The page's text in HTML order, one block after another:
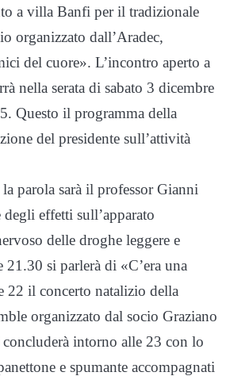
a villa Banfi per il tradizionale
organizzato dall’Aradec,
del cuore». L’incontro aperto a
nella serata di sabato 3 dicembre
Questo il programma della
del presidente sull’attività
parola sarà il professor Gianni
effetti sull’apparato
delle droghe leggere e
21.30 si parlerà di «C’era una
22 il concerto natalizio della
organizzato dal socio Graziano
concluderà intorno alle 23 con lo
e spumante accompagnati